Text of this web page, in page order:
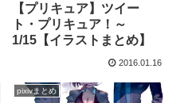
【プリキュア】ツイー
ト・プリキュア！～
1/15【イラストまとめ】
2016.01.16
pixivまとめ